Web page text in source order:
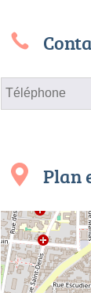
Téléphone
Plan